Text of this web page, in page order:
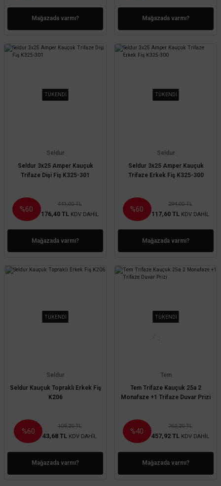
Mağazada varmı? Mağazada varmı?
TÜKENDİ
Seldur
Seldur 3x25 Amper Kauçuk
Trifaze Dişi Fiş K325-301
%60
441,00 TL
176,40 TL KDV DAHİL
Mağazada varmı?
TÜKENDİ
Seldur
Seldur 3x25 Amper Kauçuk
Trifaze Erkek Fiş K325-300
%60
294,00 TL
117,60 TL KDV DAHİL
Mağazada varmı?
TÜKENDİ
Seldur
Seldur Kauçuk Topraklı Erkek Fiş
K206
%60
109,20 TL
43,68 TL KDV DAHİL
Mağazada varmı?
TÜKENDİ
Tem
Tem Trifaze Kauçuk 25a 2
Monafaze +1 Trifaze Duvar Prizi
%40
763,20 TL
457,92 TL KDV DAHİL
Mağazada varmı?